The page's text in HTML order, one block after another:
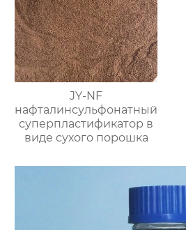
JY-NF
нафталинсульфонатный
суперпластификатор в
виде сухого порошка